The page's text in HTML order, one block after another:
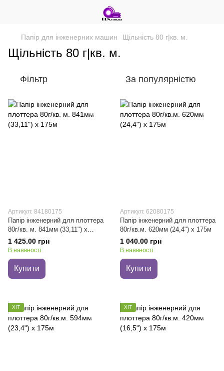
Папір для інженерних машин Щільність 80 г|кв. м.
Щільність 80 г|кв. м.
Фільтр За популярністю
Артикул: 84180175
Папір інженерний для плоттера
80г/кв. м. 841мм (33,11") х
175м
1 425.00 грн
В наявності
Купити
Артикул: 62080175
Папір інженерний для плоттера
80г/кв.м. 620мм (24,4") х 175м
1 040.00 грн
В наявності
Купити
ХІТ ХІТ